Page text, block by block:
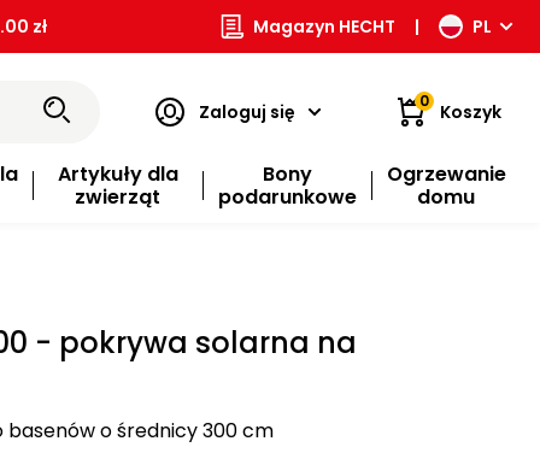
zł Magazyn HECHT | PL
Zaloguj się 0 Koszyk
Artykuły dla
zwierząt
Bony
podarunkowe
Ogrzewanie
domu
- pokrywa solarna na
basenów o średnicy 300 cm